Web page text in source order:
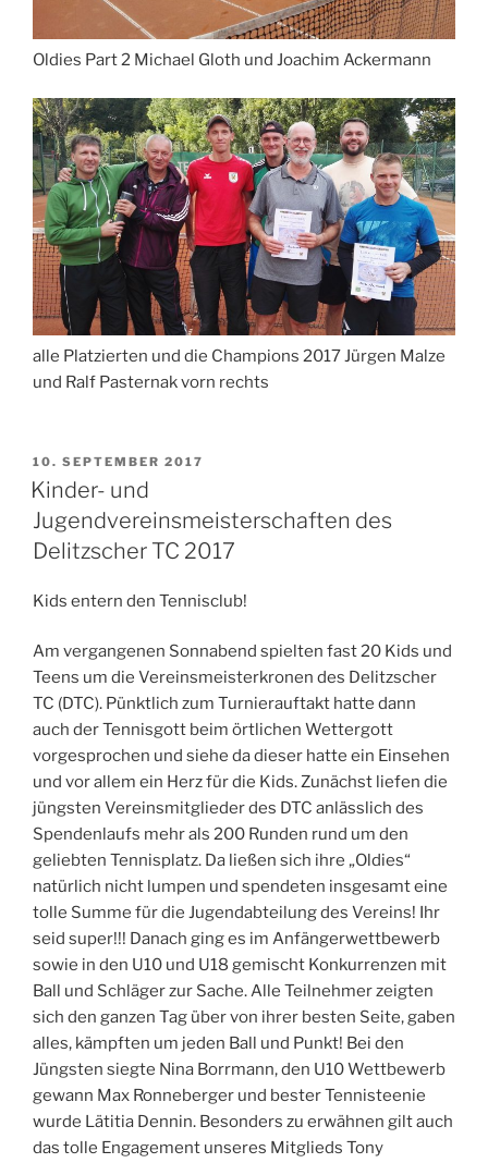
Oldies Part 2 Michael Gloth und Joachim Ackermann
alle Platzierten und die Champions 2017 Jürgen Malze
und Ralf Pasternak vorn rechts
VERÖFFENTLICHT
AM
10. SEPTEMBER 2017
Kinder- und
Jugendvereinsmeisterschaften des
Delitzscher TC 2017
Kids entern den Tennisclub!
Am vergangenen Sonnabend spielten fast 20 Kids und
Teens um die Vereinsmeisterkronen des Delitzscher
TC (DTC). Pünktlich zum Turnierauftakt hatte dann
auch der Tennisgott beim örtlichen Wettergott
vorgesprochen und siehe da dieser hatte ein Einsehen
und vor allem ein Herz für die Kids. Zunächst liefen die
jüngsten Vereinsmitglieder des DTC anlässlich des
Spendenlaufs mehr als 200 Runden rund um den
geliebten Tennisplatz. Da ließen sich ihre „Oldies“
natürlich nicht lumpen und spendeten insgesamt eine
tolle Summe für die Jugendabteilung des Vereins! Ihr
seid super!!! Danach ging es im Anfängerwettbewerb
sowie in den U10 und U18 gemischt Konkurrenzen mit
Ball und Schläger zur Sache. Alle Teilnehmer zeigten
sich den ganzen Tag über von ihrer besten Seite, gaben
alles, kämpften um jeden Ball und Punkt! Bei den
Jüngsten siegte Nina Borrmann, den U10 Wettbewerb
gewann Max Ronneberger und bester Tennisteenie
wurde Lätitia Dennin. Besonders zu erwähnen gilt auch
das tolle Engagement unseres Mitglieds Tony